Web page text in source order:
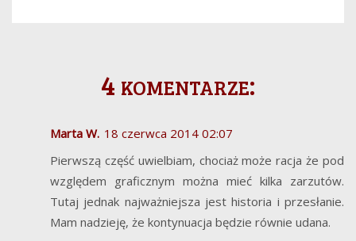
4 komentarze:
Marta W. 18 czerwca 2014 02:07
Pierwszą część uwielbiam, chociaż może racja że pod
względem graficznym można mieć kilka zarzutów.
Tutaj jednak najważniejsza jest historia i przesłanie.
Mam nadzieję, że kontynuacja będzie równie udana.